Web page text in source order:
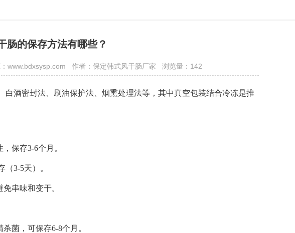
肠的保存方法有哪些？
www.bdxsysp.com 作者：保定韩式风干肠厂家 浏览量：142
白酒密封法、刷油保护法、烟熏处理法‌等，其中真空包装结合冷冻是推
保存3-6个月。‌‌
3-5天）。‌‌
串味和变干。‌‌
菌，可保存6-8个月。‌‌